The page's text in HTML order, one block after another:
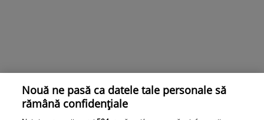
Nouă ne pasă ca datele tale personale să
rămână confidențiale